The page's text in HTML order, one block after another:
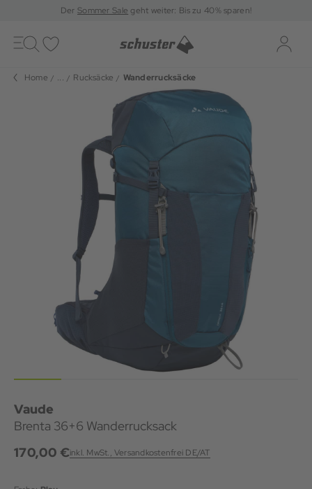
DerSommer Sale geht weiter: Bis zu 40% sparen!
Toggle
navigation
Home ... Rucksäcke Wanderrucksäcke
Vaude
Brenta 36+6 Wanderrucksack
170,00 €inkl. MwSt., Versandkostenfrei DE/AT